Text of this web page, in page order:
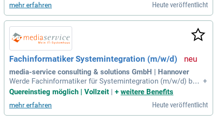
ell. Von Vorteil sind Kenntnisse in C/AL oder AL, sowie in E
DI-Systemen wie Lobster Data. Du bist versiert im Umgang
mit Datenformaten wie XML, JSON oder CSV. Analytisches
Denken und Interesse an betriebswirtschaftlichen Prozesse
n sind gefragt. Wir bieten flexible Arbeitszeiten und freuen u
ns auf Deine Bewerbung, auch wenn nicht alle Anforderunge
n erfüllt sind.
mehr erfahren Heute veröffentlicht
Fachinformatiker Systemintegration (m/w/d)
media-service consulting & solutions GmbH | Hannover
Werde Fachinformatiker für Systemintegration (m/w/d) bei
der media-service consulting & solutions GmbH und bringe
Deine Leidenschaft in die Praxis. Seit über 30 Jahren bieten
wir individuelle IT-Lösungen für den Mittelstand. An unseren
Standorten in Isernhagen erwarten Dich spannende Aufgabe
+
Quereinstieg möglich | Vollzeit | + weitere Benefits
mehr erfahren Heute veröffentlicht